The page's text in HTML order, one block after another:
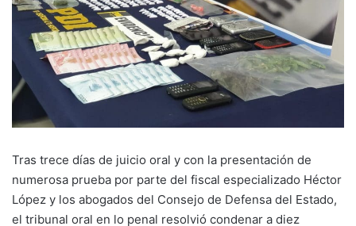
Tras trece días de juicio oral y con la presentación de
numerosa prueba por parte del fiscal especializado Héctor
López y los abogados del Consejo de Defensa del Estado,
el tribunal oral en lo penal resolvió condenar a diez